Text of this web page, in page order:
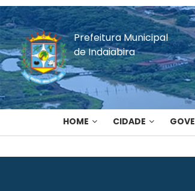
Prefeitura Municipal
de Indaiabira
HOME CIDADE